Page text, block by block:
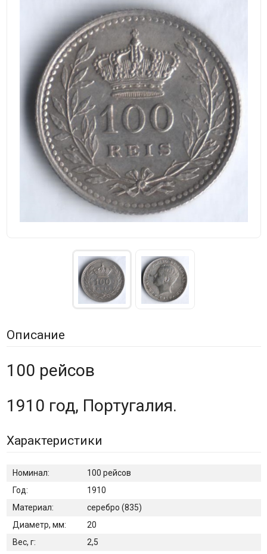
Описание
100 рейсов
1910 год, Португалия.
Характеристики
Номинал:
100 рейсов
Год:
1910
Материал:
серебро (835)
Диаметр, мм:
20
Вес, г:
2,5